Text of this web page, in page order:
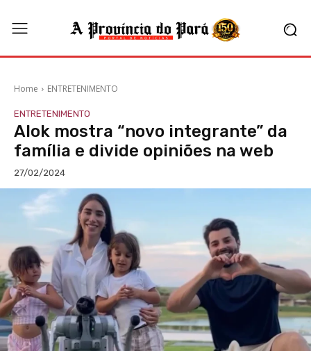
Home ENTRETENIMENTO
ENTRETENIMENTO
Alok mostra “novo integrante” da
família e divide opiniões na web
27/02/2024